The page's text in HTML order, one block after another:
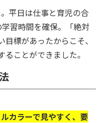
平日は仕事と育児の合
習時間を確保。「絶対
標があったからこそ、
ことができました。
カラーで見やすく、要